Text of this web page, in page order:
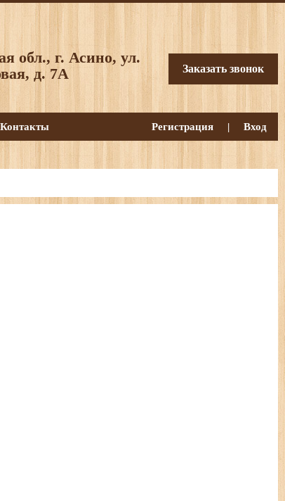
Контакты Регистрация | Вход
обл., г. Асино, ул.
д. 7А
Заказать звонок